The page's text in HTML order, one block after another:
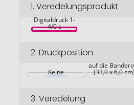
Bildgalerie
springen
1. Veredelungsprodukt
Frühstücks-Set,
Digitaldruck 1-
4/0 c
2. Druckposition
Keine
auf die
(33,0 x 6,0
3. Veredelung